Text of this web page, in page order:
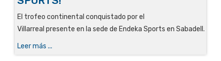
El trofeo continental conquistado por el
Villarreal presente en la sede de Endeka Sports en Sabadell.
Leer más ...